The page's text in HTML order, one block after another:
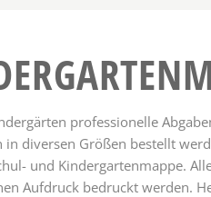
professionelle
diversen Größen bestellt
und Kindergartenmappe.
Aufdruck bedruckt werden.